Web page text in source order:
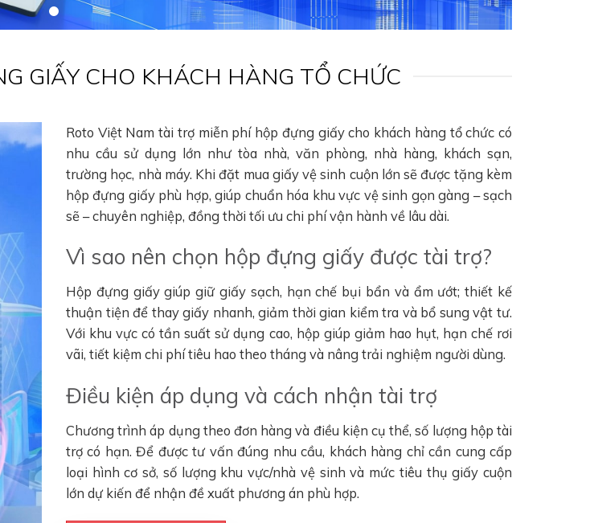
GIẤY CHO KHÁCH HÀNG TỔ CHỨC
Roto Việt Nam tài trợ miễn phí hộp đựng giấy cho khách hàng tổ chức có
nhu cầu sử dụng lớn như tòa nhà, văn phòng, nhà hàng, khách sạn,
trường học, nhà máy. Khi đặt mua giấy vệ sinh cuộn lớn sẽ được tặng kèm
hộp đựng giấy phù hợp, giúp chuẩn hóa khu vực vệ sinh gọn gàng – sạch
sẽ – chuyên nghiệp, đồng thời tối ưu chi phí vận hành về lâu dài.
Vì sao nên chọn hộp đựng giấy được tài trợ?
Hộp đựng giấy giúp giữ giấy sạch, hạn chế bụi bẩn và ẩm ướt; thiết kế
thuận tiện để thay giấy nhanh, giảm thời gian kiểm tra và bổ sung vật tư.
Với khu vực có tần suất sử dụng cao, hộp giúp giảm hao hụt, hạn chế rơi
vãi, tiết kiệm chi phí tiêu hao theo tháng và nâng trải nghiệm người dùng.
Điều kiện áp dụng và cách nhận tài trợ
Chương trình áp dụng theo đơn hàng và điều kiện cụ thể, số lượng hộp tài
trợ có hạn. Để được tư vấn đúng nhu cầu, khách hàng chỉ cần cung cấp
loại hình cơ sở, số lượng khu vực/nhà vệ sinh và mức tiêu thụ giấy cuộn
lớn dự kiến để nhận đề xuất phương án phù hợp.